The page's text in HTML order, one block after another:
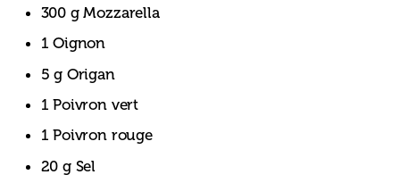
300 g Mozzarella
1 Oignon
5 g Origan
1 Poivron vert
1 Poivron rouge
20 g Sel